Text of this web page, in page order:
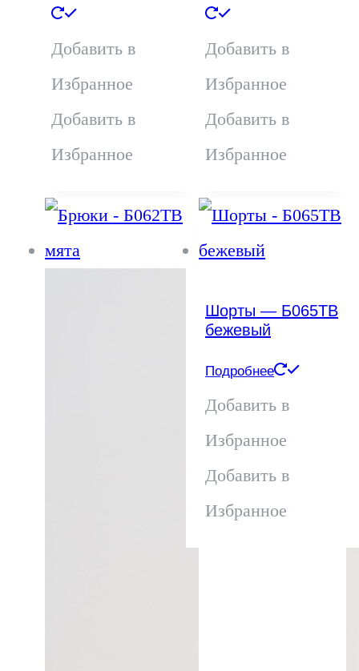
Этот
товар
имеет
несколько
вариаций.
можно
выбрать
Добавить в
Избранное
Добавить в
Избранное
Этот
товар
имеет
несколько
вариаций.
можно
выбрать
странице
товара.
Добавить в
Избранное
Добавить в
Избранное
Шорты — Б065ТВ
бежевый
Подробнее
Добавить в
Избранное
Добавить в
Избранное